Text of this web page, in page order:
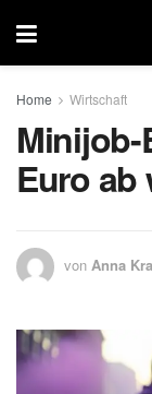
Home Wirtschaft
Minijob-
Euro ab
von Anna